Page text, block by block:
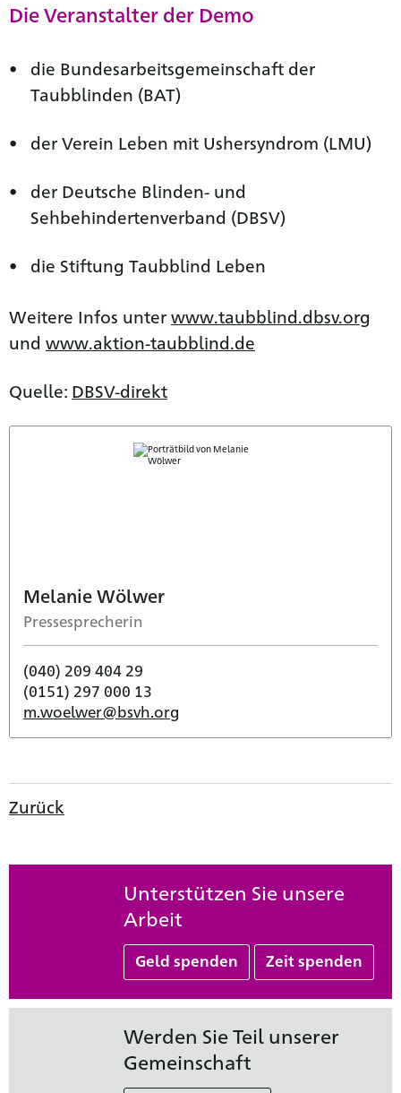
Die Veranstalter der Demo
die Bundesarbeitsgemeinschaft der
Taubblinden (BAT)
der Verein Leben mit Ushersyndrom (LMU)
der Deutsche Blinden- und
Sehbehindertenverband (DBSV)
die Stiftung Taubblind Leben
Weitere Infos unter www.taubblind.dbsv.org
und www.aktion-taubblind.de
Quelle: DBSV-direkt
Melanie Wölwer
Pressesprecherin
(040) 209 404 29
(0151) 297 000 13
m.woelwer@bsvh.org
Zurück
Unterstützen Sie unsere
Arbeit
Geld spenden Zeit spenden
Werden Sie Teil unserer
Gemeinschaft